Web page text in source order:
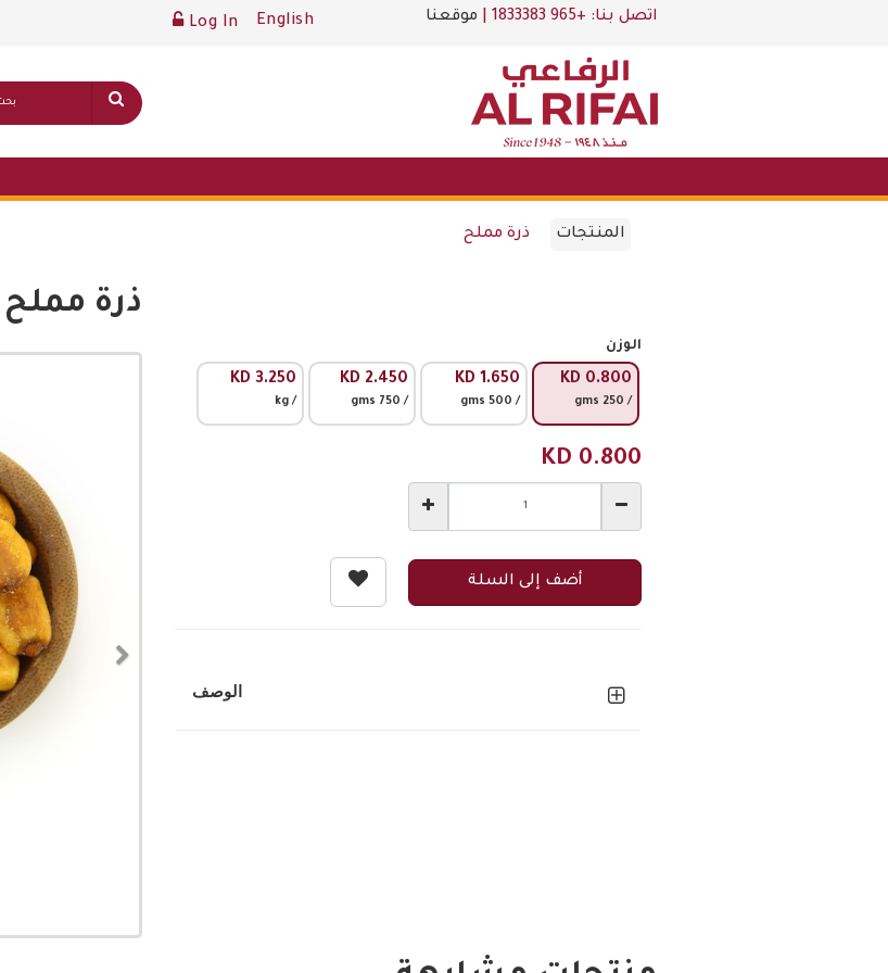
اتصل بنا: +965 1833383 موقعنا Log In English
المنتجات ذرة مملح
قائمة أسعار عامة
ذرة مملح
الوزن
KD 0.800
/ 250 gms
KD 1.650
/ 500 gms
KD 2.450
/ 750 gms
KD3.250
/ kg
KD 0.800
أضف إلى السلة
الوصف